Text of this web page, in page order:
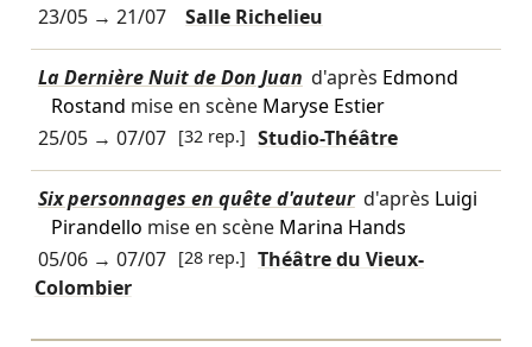
23/05→ 21/07 Salle Richelieu
La Dernière Nuit de Don Juan d'après Edmond
Rostand mise en scène Maryse Estier
25/05→ 07/07 [32 rep.] Studio-Théâtre
Six personnages en quête d'auteur d'après Luigi
Pirandello mise en scène Marina Hands
05/06→ 07/07 [28 rep.] Théâtre du Vieux-
Colombier